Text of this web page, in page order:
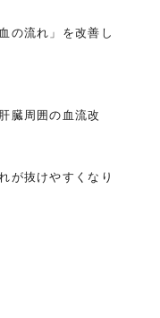
の流れ」を改善し
臓周囲の血流改
が抜けやすくなり